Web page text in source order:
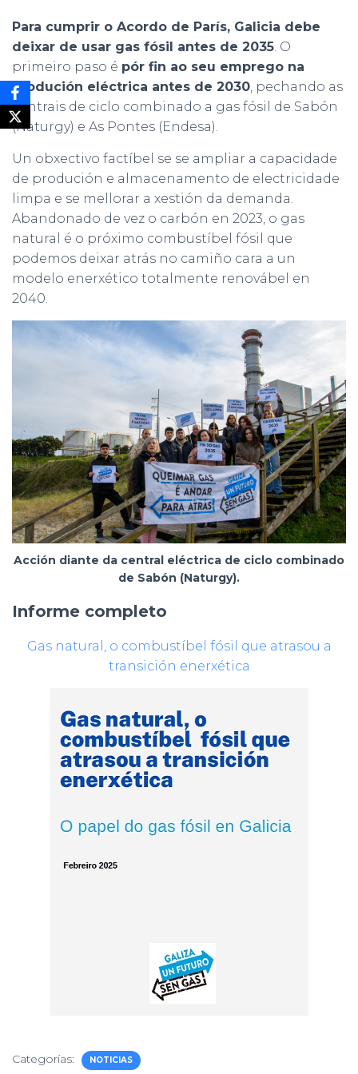
Para cumprir o Acordo de París, Galicia debe
deixar de usar gas fósil antes de 2035. O
primeiro paso é pór fin ao seu emprego na
produción eléctrica antes de 2030, pechando as
centrais de ciclo combinado a gas fósil de Sabón
(Naturgy) e As Pontes (Endesa).
Un obxectivo factíbel se se ampliar a capacidade
de produción e almacenamento de electricidade
limpa e se mellorar a xestión da demanda.
Abandonado de vez o carbón en 2023, o gas
natural é o próximo combustíbel fósil que
podemos deixar atrás no camiño cara a un
modelo enerxético totalmente renovábel en
2040.
Acción diante da central eléctrica de ciclo combinado
de Sabón (Naturgy).
Informe completo
Gas natural, o combustíbel fósil que atrasou a
transición enerxética
Categorías: NOTICIAS